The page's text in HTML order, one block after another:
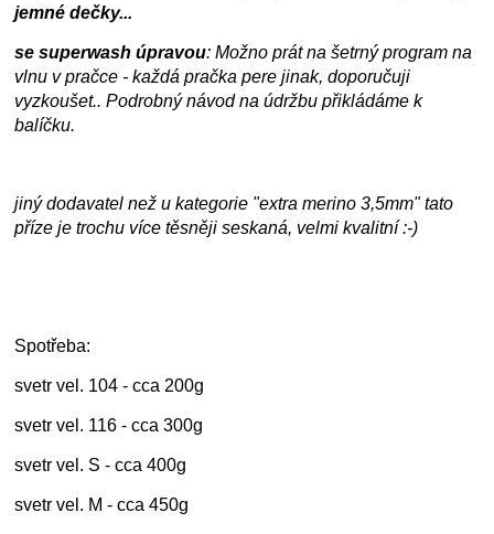
jemné dečky...
se superwash úpravou: Možno prát na šetrný program na
vlnu v pračce - každá pračka pere jinak, doporučuji
vyzkoušet.. Podrobný návod na údržbu přikládáme k
balíčku.
jiný dodavatel než u kategorie "extra merino 3,5mm" tato
příze je trochu více těsněji seskaná, velmi kvalitní :-)
Spotřeba:
svetr vel. 104 - cca 200g
svetr vel. 116 - cca 300g
svetr vel. S - cca 400g
svetr vel. M - cca 450g